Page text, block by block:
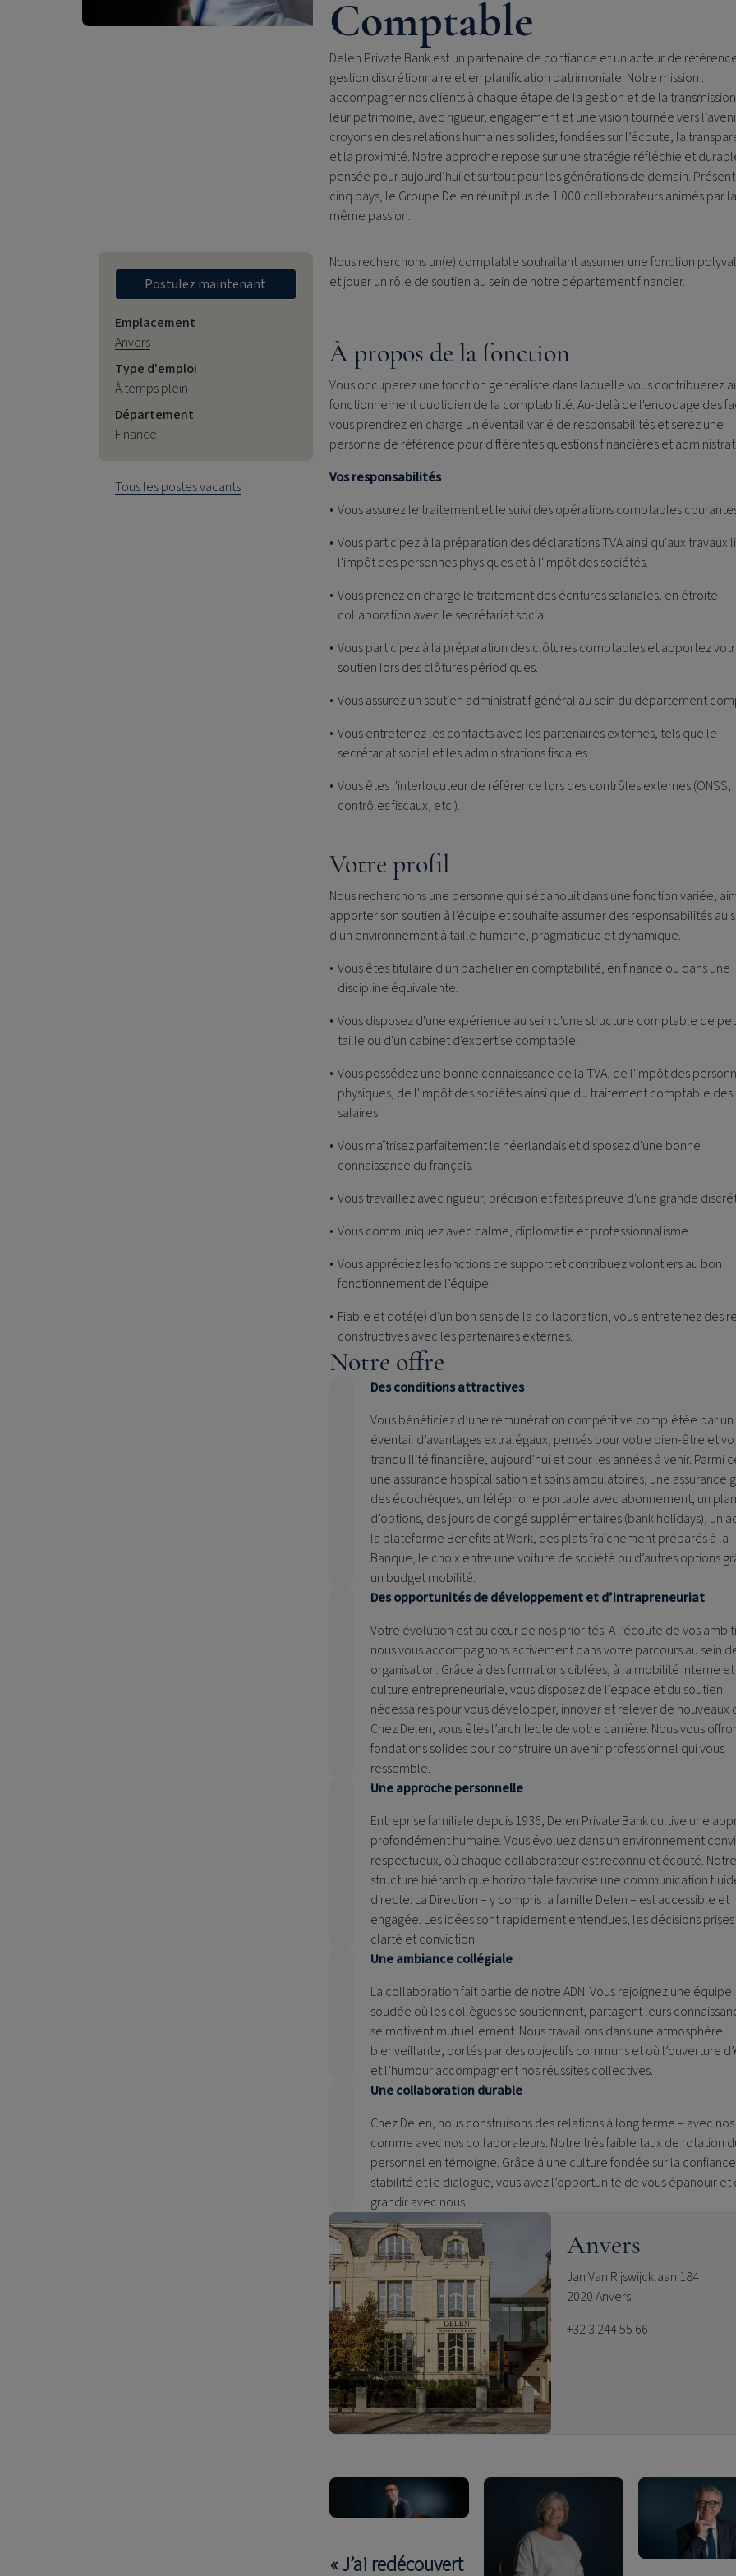
Comptable
Delen Private Bank est un partenaire de confiance et un acteur de
gestion discrétionnaire et en planification patrimoniale. Notre mission :
accompagner nos clients à chaque étape de la gestion et de la
leur patrimoine, avec rigueur, engagement et une vision tournée vers
croyons en des relations humaines solides, fondées sur l’écoute, la
et la proximité. Notre approche repose sur une stratégie réfléchie et
pensée pour aujourd’hui et surtout pour les générations de demain.
cinq pays, le Groupe Delen réunit plus de 1 000 collaborateurs animés par la
même passion.
Nous recherchons un(e) comptable souhaitant assumer une fonction
et jouer un rôle de soutien au sein de notre département financier.
À propos de la fonction
Vous occuperez une fonction généraliste dans laquelle vous contribuerez
fonctionnement quotidien de la comptabilité. Au-delà de l'encodage des
vous prendrez en charge un éventail varié de responsabilités et serez une
personne de référence pour différentes questions financières et
Vos responsabilités
Vous assurez le traitement et le suivi des opérations comptables
Vous participez à la préparation des déclarations TVA ainsi qu'aux travaux
l'impôt des personnes physiques et à l'impôt des sociétés.
Vous prenez en charge le traitement des écritures salariales, en étroite
collaboration avec le secrétariat social.
Vous participez à la préparation des clôtures comptables et apportez
soutien lors des clôtures périodiques.
Vous assurez un soutien administratif général au sein du département
Vous entretenez les contacts avec les partenaires externes, tels que le
secrétariat social et les administrations fiscales.
Vous êtes l'interlocuteur de référence lors des contrôles externes (ONSS,
contrôles fiscaux, etc.).
Votre profil
Nous recherchons une personne qui s'épanouit dans une fonction variée,
apporter son soutien à l'équipe et souhaite assumer des responsabilités au
d'un environnement à taille humaine, pragmatique et dynamique.
Vous êtes titulaire d'un bachelier en comptabilité, en finance ou dans une
discipline équivalente.
Vous disposez d'une expérience au sein d'une structure comptable de
taille ou d'un cabinet d'expertise comptable.
Vous possédez une bonne connaissance de la TVA, de l'impôt des
physiques, de l'impôt des sociétés ainsi que du traitement comptable des
salaires.
Vous maîtrisez parfaitement le néerlandais et disposez d'une bonne
connaissance du français.
Vous travaillez avec rigueur, précision et faites preuve d'une grande
Vous communiquez avec calme, diplomatie et professionnalisme.
Vous appréciez les fonctions de support et contribuez volontiers au bon
fonctionnement de l’équipe.
Fiable et doté(e) d'un bon sens de la collaboration, vous entretenez des
constructives avec les partenaires externes.
Notre offre
Des conditions attractives
Vous bénéficiez d’une rémunération compétitive complétée par
éventail d’avantages extralégaux, pensés pour votre bien-être et
tranquillité financière, aujourd’hui et pour les années à venir. Parmi
une assurance hospitalisation et soins ambulatoires, une assurance
des écochèques, un téléphone portable avec abonnement, un plan
d’options, des jours de congé supplémentaires (bank holidays), un
la plateforme Benefits at Work, des plats fraîchement préparés à la
Banque, le choix entre une voiture de société ou d’autres options
un budget mobilité.
Des opportunités de développement et d’intrapreneuriat
Votre évolution est au cœur de nos priorités. A l’écoute de vos
nous vous accompagnons activement dans votre parcours au sein
organisation. Grâce à des formations ciblées, à la mobilité interne et
culture entrepreneuriale, vous disposez de l’espace et du soutien
nécessaires pour vous développer, innover et relever de nouveaux
Chez Delen, vous êtes l’architecte de votre carrière. Nous vous
fondations solides pour construire un avenir professionnel qui vous
ressemble.
Une approche personnelle
Entreprise familiale depuis 1936, Delen Private Bank cultive une
profondément humaine. Vous évoluez dans un environnement
respectueux, où chaque collaborateur est reconnu et écouté. Notre
structure hiérarchique horizontale favorise une communication
directe. La Direction – y compris la famille Delen – est accessible et
engagée. Les idées sont rapidement entendues, les décisions
clarté et conviction.
Une ambiance collégiale
La collaboration fait partie de notre ADN. Vous rejoignez une équipe
soudée où les collègues se soutiennent, partagent leurs
se motivent mutuellement. Nous travaillons dans une atmosphère
bienveillante, portés par des objectifs communs et où l’ouverture
et l’humour accompagnent nos réussites collectives.
Une collaboration durable
Chez Delen, nous construisons des relations à long terme – avec
comme avec nos collaborateurs. Notre très faible taux de rotation
personnel en témoigne. Grâce à une culture fondée sur la
stabilité et le dialogue, vous avez l’opportunité de vous épanouir et
grandir avec nous.
Anvers
Jan Van Rijswijcklaan 184
2020 Anvers
+32 3 244 55 66
Postulez maintenant
Emplacement
Anvers
Type d'emploi
À temps plein
Département
Finance
Tous les postes vacants
« J’ai redécouvert